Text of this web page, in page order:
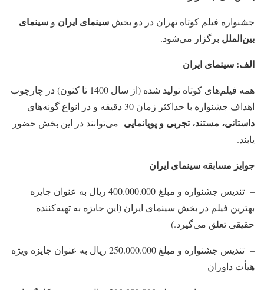
جشنواره فیلم كوتاه تهران در دو بخش سینمای ایران و سینمای
بین‌الملل برگزار می‌شود.
الف: سینمای ایران
همه فیلم‌های کوتاه تولید شده (از سال 1400 تا کنون) در چارچوب
اهداف جشنواره با حداکثر زمان 30 دقیقه و در انواع گونه‌های
داستانی، مستند، تجربی و پویانمایی می‌توانند در این بخش حضور
یابند.
جوایز مسابقه سینمای ایران
– تندیس جشنواره و مبلغ 400.000.000 ریال به عنوان جایزه
بهترین فیلم در بخش سینمای ایران (این جایزه به تهیه‌کننده
حقیقی تعلق می‌گیرد.)
– تندیس جشنواره و مبلغ 250.000.000 ریال به عنوان جایزه ویژه
هیأت داوران